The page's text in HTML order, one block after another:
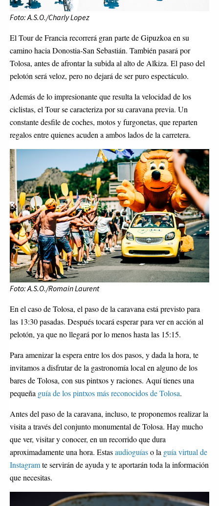
Foto: A.S.O./Charly Lopez
El Tour de Francia recorrerá gran parte de Gipuzkoa en su
camino hacia Donostia-San Sebastián. También pasará por
Tolosa, antes de afrontar la subida al alto de Alkiza. El paso del
pelotón será veloz, pero no dejará de ser puro espectáculo.
Además de lo impresionante que resulta la velocidad de los
ciclistas, el Tour se caracteriza por su caravana previa. Un
constante desfile de coches, motos y furgonetas, que reparten
regalos entre quienes acuden a ambos lados de la carretera.
Foto: A.S.O./Romain Laurent
En el caso de Tolosa, el paso de la caravana está previsto para
las 13:30 pasadas. Después tocará esperar para ver en acción al
pelotón, ya que no llegará por lo menos hasta las 15:15.
Para amenizar la espera entre los dos pasos, y dada la hora, te
invitamos a disfrutar de la gastronomía local en alguno de los
bares de Tolosa, con sus pintxos y raciones. Aquí tienes una
pequeña guía de los pintxos más reconocidos de Tolosa.
Antes del paso de la caravana, incluso, te proponemos realizar la
visita a través del conjunto monumental de Tolosa. Hay mucho
que ver, visitar y conocer, en un recorrido que dura
aproximadamente una hora. Estasaudioguíaso la guía virtual de
Instagramte servirán de ayuda y te aportarán toda la información
que necesitas.